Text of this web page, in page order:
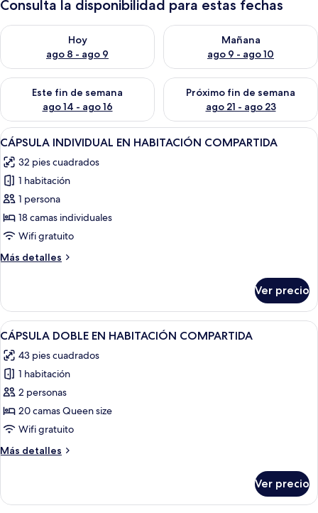
Consulta la disponibilidad para estas fechas
Hoy
ago 8 - ago 9
Consulta la disponibilidad para hoy ago 8 - ago 9
Mañana
ago 9 - ago 10
Consulta la disponibilidad
Este fin de semana
ago 14 - ago 16
Consulta la disponibilidad para este fin de semana ago 14 -
Próximo fin de semana
ago 21 - ago 23
Consulta la disponibilidad
Abrir
todas
las
fotos
de
CÁPSULA
INDIVIDUAL
HABITACIÓN
Una habitación moderna con una
15
CÁPSULA INDIVIDUAL EN HABITACIÓN COMPARTIDA
32 pies cuadrados
1 habitación
1 persona
18 camas individuales
Wifi gratuito
Más detalles
Más
INDIVIDUAL
EN
HABITACIÓN
Ver precio
Abrir
todas
las
fotos
de
CÁPSULA
DOBLE
HABITACIÓN
Una habitación moderna con una
13
CÁPSULA DOBLE EN HABITACIÓN COMPARTIDA
43 pies cuadrados
1 habitación
2 personas
20 camas Queen size
Wifi gratuito
Más detalles
Más
DOBLE
Ver precio